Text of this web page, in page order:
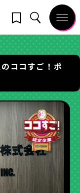
ココすご！ポ